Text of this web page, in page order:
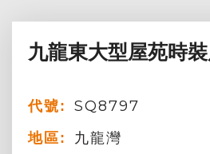
九龍東大型屋苑時
代號: SQ8797
地區: 九龍灣